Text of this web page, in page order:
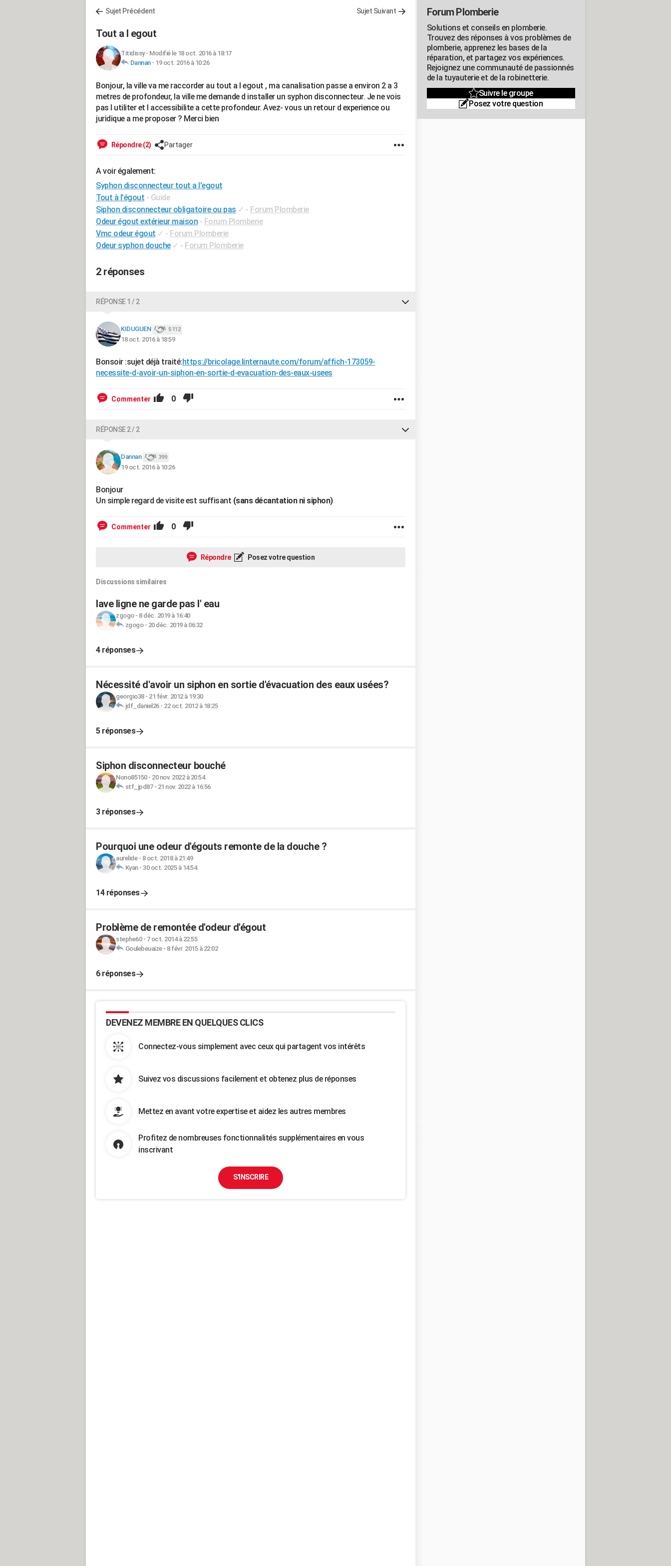
Sujet Précédent Sujet Suivant
Tout a l egout
Titidissy- Modifié le 18 oct. 2016 à 18:17
Dannan- 19 oct. 2016 à 10:26
Bonjour, la ville va me raccorder au tout a l egout , ma canalisation passe a environ 2 a 3
metres de profondeur, la ville me demande d installer un syphon disconnecteur. Je ne vois
pas l utiliter et l accessibilite a cette profondeur. Avez- vous un retour d experience ou
juridique a me proposer ? Merci bien
Répondre (2) Partager
A voir également:
Syphon disconnecteur tout a l'egout
Tout à l'égout - Guide
Siphon disconnecteur obligatoire ou pas ✓ - Forum Plomberie
Odeur égout extérieur maison - Forum Plomberie
Vmc odeur égout ✓ - Forum Plomberie
Odeur syphon douche ✓ - Forum Plomberie
2 réponses
RÉPONSE 1 / 2
KIDUGUEN 5 112
18 oct. 2016 à 18:59
Bonsoir :sujet déjà traité:https://bricolage.linternaute.com/forum/affich-173059-
necessite-d-avoir-un-siphon-en-sortie-d-evacuation-des-eaux-usees
Commenter 0
RÉPONSE 2 / 2
Dannan 399
19 oct. 2016 à 10:26
Bonjour
Un simple regard de visite est suffisant (sans décantation ni siphon)
Commenter 0
Répondre Posez votre question
Discussions similaires
lave ligne ne garde pas l' eau
zgogo- 8 déc. 2019 à 16:40
zgogo- 20 déc. 2019 à 06:32
4 réponses
Nécessité d'avoir un siphon en sortie d'évacuation des eaux usées?
georgio38- 21 févr. 2012 à 19:30
jdf_daniel26- 22 oct. 2012 à 18:25
5 réponses
Siphon disconnecteur bouché
Nono85150- 20 nov. 2022 à 20:54
stf_jpd87- 21 nov. 2022 à 16:56
3 réponses
Pourquoi une odeur d'égouts remonte de la douche ?
aurelide- 8 oct. 2018 à 21:49
Kyan- 30 oct. 2025 à 14:54
14 réponses
Problème de remontée d'odeur d'égout
stephe60- 7 oct. 2014 à 22:55
Goulebeuaize- 8 févr. 2015 à 22:02
6 réponses
DEVENEZ MEMBRE EN QUELQUES CLICS
Connectez-vous simplement avec ceux qui partagent vos intérêts
Suivez vos discussions facilement et obtenez plus de réponses
Mettez en avant votre expertise et aidez les autres membres
Profitez de nombreuses fonctionnalités supplémentaires en vous
inscrivant
S'INSCRIRE
Forum Plomberie
Solutions et conseils en plomberie.
Trouvez des réponses à vos problèmes de
plomberie, apprenez les bases de la
réparation, et partagez vos expériences.
Rejoignez une communauté de passionnés
de la tuyauterie et de la robinetterie.
Suivre le groupe
Posez votre question